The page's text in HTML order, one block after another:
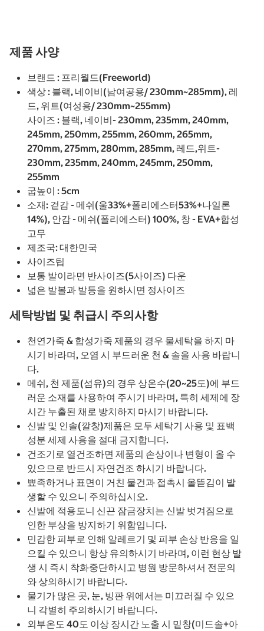
제품 사양
브랜드 : 프리월드(Freeworld)
색상 : 블랙, 네이비(남여공용/ 230mm~285mm), 레
드, 위트(여성용/ 230mm~255mm)
사이즈 : 블랙, 네이비- 230mm, 235mm, 240mm,
245mm, 250mm, 255mm, 260mm, 265mm,
270mm, 275mm, 280mm, 285mm, 레드,위트-
230mm, 235mm, 240mm, 245mm, 250mm,
255mm
굽높이 : 5cm
소재: 겉감 - 메쉬(울33%+폴리에스터53%+나일론
14%), 안감 - 메쉬(폴리에스터) 100%, 창 - EVA+합성
고무
제조국: 대한민국
사이즈팁
보통 발이라면 반사이즈(5사이즈) 다운
넓은 발볼과 발등을 원하시면 정사이즈
세탁방법 및 취급시 주의사항
천연가죽 & 합성가죽 제품의 경우 물세탁을 하지 마
시기 바라며, 오염 시 부드러운 천 & 솔을 사용 바랍니
다.
메쉬, 천 제품(섬유)의 경우 상온수(20~25도)에 부드
러운 소재를 사용하여 주시기 바라며, 특히 세제에 장
시간 누출된 채로 방치하지 마시기 바랍니다.
신발 및 인솔(깔창)제품은 모두 세탁기 사용 및 표백
성분 세제 사용을 절대 금지합니다.
건조기로 열건조하면 제품의 손상이나 변형이 올 수
있으므로 반드시 자연건조 하시기 바랍니다.
뾰족하거나 표면이 거친 물건과 접촉시 올뜯김이 발
생할 수 있으니 주의하십시오.
신발에 적용도니 신끈 잠금장치는 신발 벗겨짐으로
인한 부상을 방지하기 위함입니다.
민감한 피부로 인해 알레르기 및 피부 손상 반응을 일
으킬 수 있으니 항상 유의하시기 바라며, 이런 현상 발
생 시 즉시 착화중단하시고 병원 방문하셔서 전문의
와 상의하시기 바랍니다.
물기가 많은 곳, 눈, 빙판 위에서는 미끄러질 수 있으
니 각별히 주의하시기 바랍니다.
외부온도 40도 이상 장시간 노출 시 밑창(미드솔+아